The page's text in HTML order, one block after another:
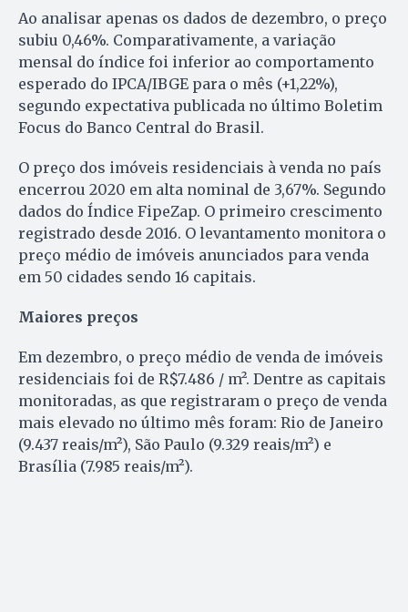
Ao analisar apenas os dados de dezembro, o preço
subiu 0,46%. Comparativamente, a variação
mensal do índice foi inferior ao comportamento
esperado do IPCA/IBGE para o mês (+1,22%),
segundo expectativa publicada no último Boletim
Focus do Banco Central do Brasil.
O preço dos imóveis residenciais à venda no país
encerrou 2020 em alta nominal de 3,67%. Segundo
dados do Índice FipeZap. O primeiro crescimento
registrado desde 2016. O levantamento monitora o
preço médio de imóveis anunciados para venda
em 50 cidades sendo 16 capitais.
Maiores preços
Em dezembro, o preço médio de venda de imóveis
residenciais foi de R$7.486 / m². Dentre as capitais
monitoradas, as que registraram o preço de venda
mais elevado no último mês foram: Rio de Janeiro
(9.437 reais/m²), São Paulo (9.329 reais/m²) e
Brasília (7.985 reais/m²).